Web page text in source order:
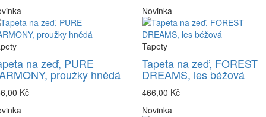
na zeď, PURE
proužky hnědá
Kč
Novinka
Tapety
Tapeta na zeď, FOREST
DREAMS, les béžová
466,00 Kč
Novinka